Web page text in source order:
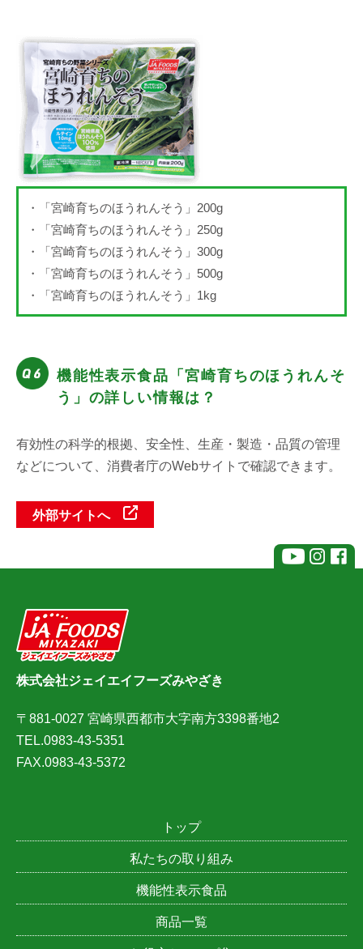
・「宮崎育ちのほうれんそう」200g
・「宮崎育ちのほうれんそう」250g
・「宮崎育ちのほうれんそう」300g
・「宮崎育ちのほうれんそう」500g
・「宮崎育ちのほうれんそう」1kg
機能性表示食品「宮崎育ちのほうれんそ
う」の詳しい情報は？
有効性の科学的根拠、安全性、生産・製造・品質の管理
などについて、消費者庁のWebサイトで確認できます。
外部サイトへ
株式会社ジェイエイフーズみやざき
〒881-0027 宮崎県西都市大字南方3398番地2
TEL.0983-43-5351
FAX.0983-43-5372
トップ
私たちの取り組み
機能性表示食品
商品一覧